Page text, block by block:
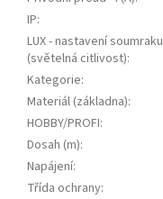
IP:
LUX - nastavení soumraku
(světelná citlivost):
Kategorie:
Materiál (základna):
HOBBY/PROFI:
Dosah (m):
Napájení:
Třída ochrany: